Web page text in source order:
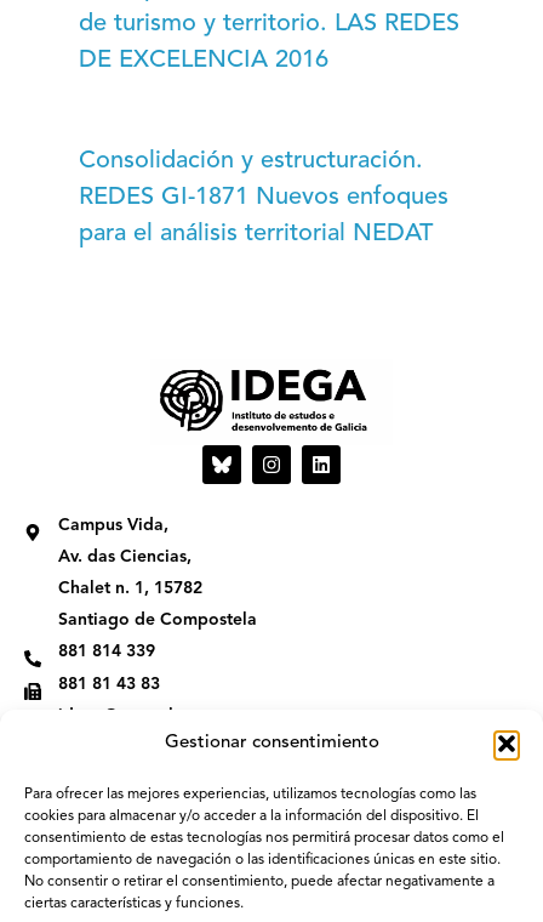
Gestionar consentimiento
Para ofrecer las mejores experiencias, utilizamos tecnologías como las
cookies para almacenar y/o acceder a la información del dispositivo. El
consentimiento de estas tecnologías nos permitirá procesar datos como el
comportamiento de navegación o las identificaciones únicas en este sitio.
No consentir o retirar el consentimiento, puede afectar negativamente a
ciertas características y funciones.
de turismo y territorio. LAS REDES
DE EXCELENCIA 2016
Consolidación y estructuración.
REDES GI-1871 Nuevos enfoques
para el análisis territorial NEDAT
I
n
L
i
Campus Vida,
Av. das Ciencias,
Chalet n. 1, 15782
Santiago de Compostela
881 814 339
881 81 43 83
idega@usc.gal